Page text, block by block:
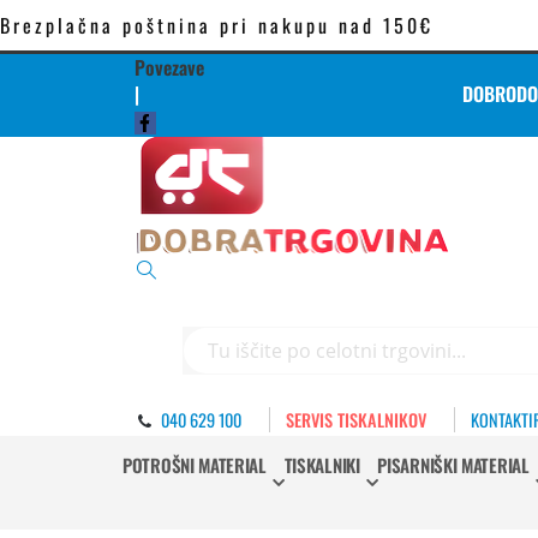
Brezplačna poštnina pri nakupu nad 150€
Povezave
|
040 629 100 SERVIS TISKALNIKOV
POTROŠNI MATERIAL TISKALNIKI PISARNIŠKI MATERIAL